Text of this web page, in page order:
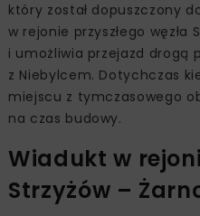
który został dopuszczony
w rejonie przyszłego węzła
i umożliwia przejazd drogą
z Niebylcem. Dotychczas
miejscu z tymczasowego
na czas budowy.
Wiadukt w
Strzyżów –